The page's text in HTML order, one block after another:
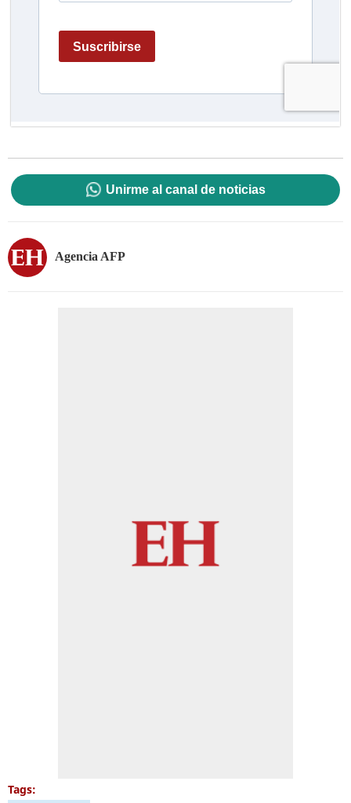
Unirme al canal de noticias
Agencia AFP
Tags: